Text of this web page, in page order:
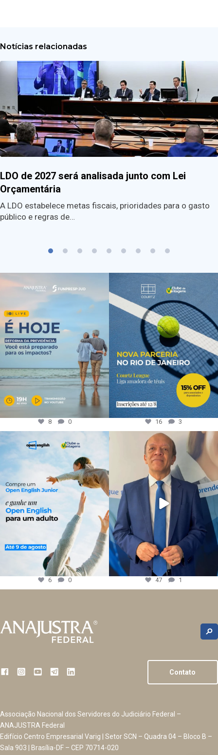
Notícias relacionadas
LDO de 2027 será analisada junto com Lei
Orçamentária
A LDO estabelece metas fiscais, prioridades para o gasto
público e regras de…
8 0 16 3
6 0 47 1
Contato
Associação Nacional dos Servidores do Judiciário Federal –
ANAJUSTRA Federal
Edifício Centro Empresarial Varig | Setor SCN – Quadra 04 – Bloco B –
Sala 903 | Brasília-DF – CEP 70714-020